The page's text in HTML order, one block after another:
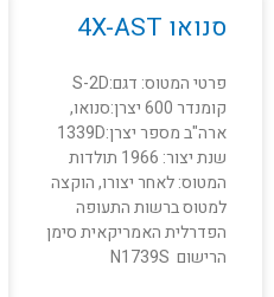
סנואו 4X-AST
פרטי המטוס: דגם:S-2D
קומנדר 600 יצרן:סנואו,
ארה"ב מספר יצרן:1339D
שנת יצור: 1966 תולדות
המטוס: לאחר יצורו, הוקצה
למטוס ברשות התעופה
הפדרלית האמריקאית סימן
הרישום N1739S